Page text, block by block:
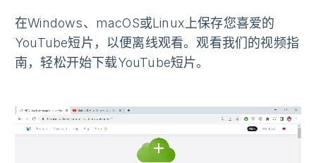
在Windows、macOS或Linux上保存您喜爱的
YouTube短片，以便离线观看。观看我们的视频指
南，轻松开始下载YouTube短片。